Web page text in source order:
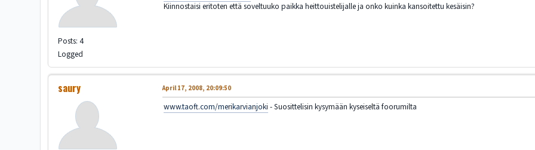
Posts: 4
Logged
Kiinnostaisi eritoten että soveltuuko paikka heittouistelijalle ja onko kuinka kansoitettu kesäisin?
saury April 17, 2008, 20:09:50
www.taoft.com/merikarvianjoki - Suosittelisin kysymään kyseiseltä foorumilta